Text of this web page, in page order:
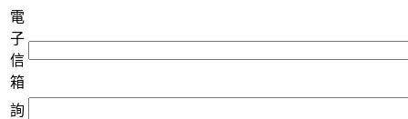
電
子
信
箱
詢